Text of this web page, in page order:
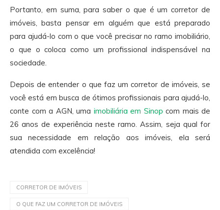
Portanto, em suma, para saber o que é um corretor de
imóveis, basta pensar em alguém que está preparado
para ajudá-lo com o que você precisar no ramo imobiliário,
o que o coloca como um profissional indispensável na
sociedade.
Depois de entender o que faz um corretor de imóveis, se
você está em busca de ótimos profissionais para ajudá-lo,
conte com a AGN, uma imobiliária em Sinop com mais de
26 anos de experiência neste ramo. Assim, seja qual for
sua necessidade em relação aos imóveis, ela será
atendida com excelência!
CORRETOR DE IMÓVEIS
O QUE FAZ UM CORRETOR DE IMÓVEIS